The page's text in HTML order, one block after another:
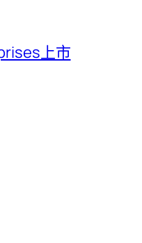
上市